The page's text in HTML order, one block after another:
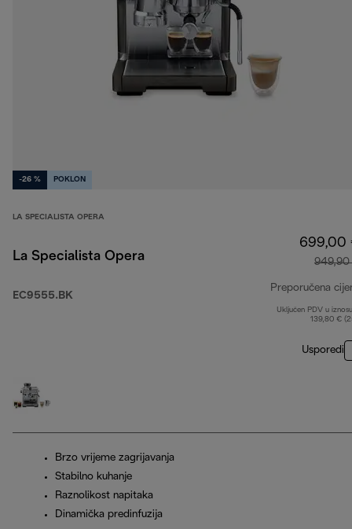
-26 % POKLON
LA SPECIALISTA OPERA
La Specialista Opera
EC9555.BK
699,00
Preporučena
Uključen PDV u
139,80 €
Usporedi
Brzo vrijeme zagrijavanja
Stabilno kuhanje
Raznolikost napitaka
Dinamička predinfuzija